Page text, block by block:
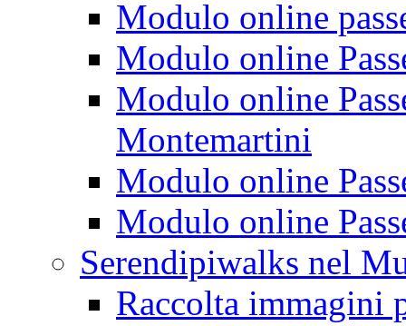
Modulo online
Modulo online
Modulo online
Montemartini
Modulo online
Modulo online
Serendipiwalks nel
Raccolta immagini